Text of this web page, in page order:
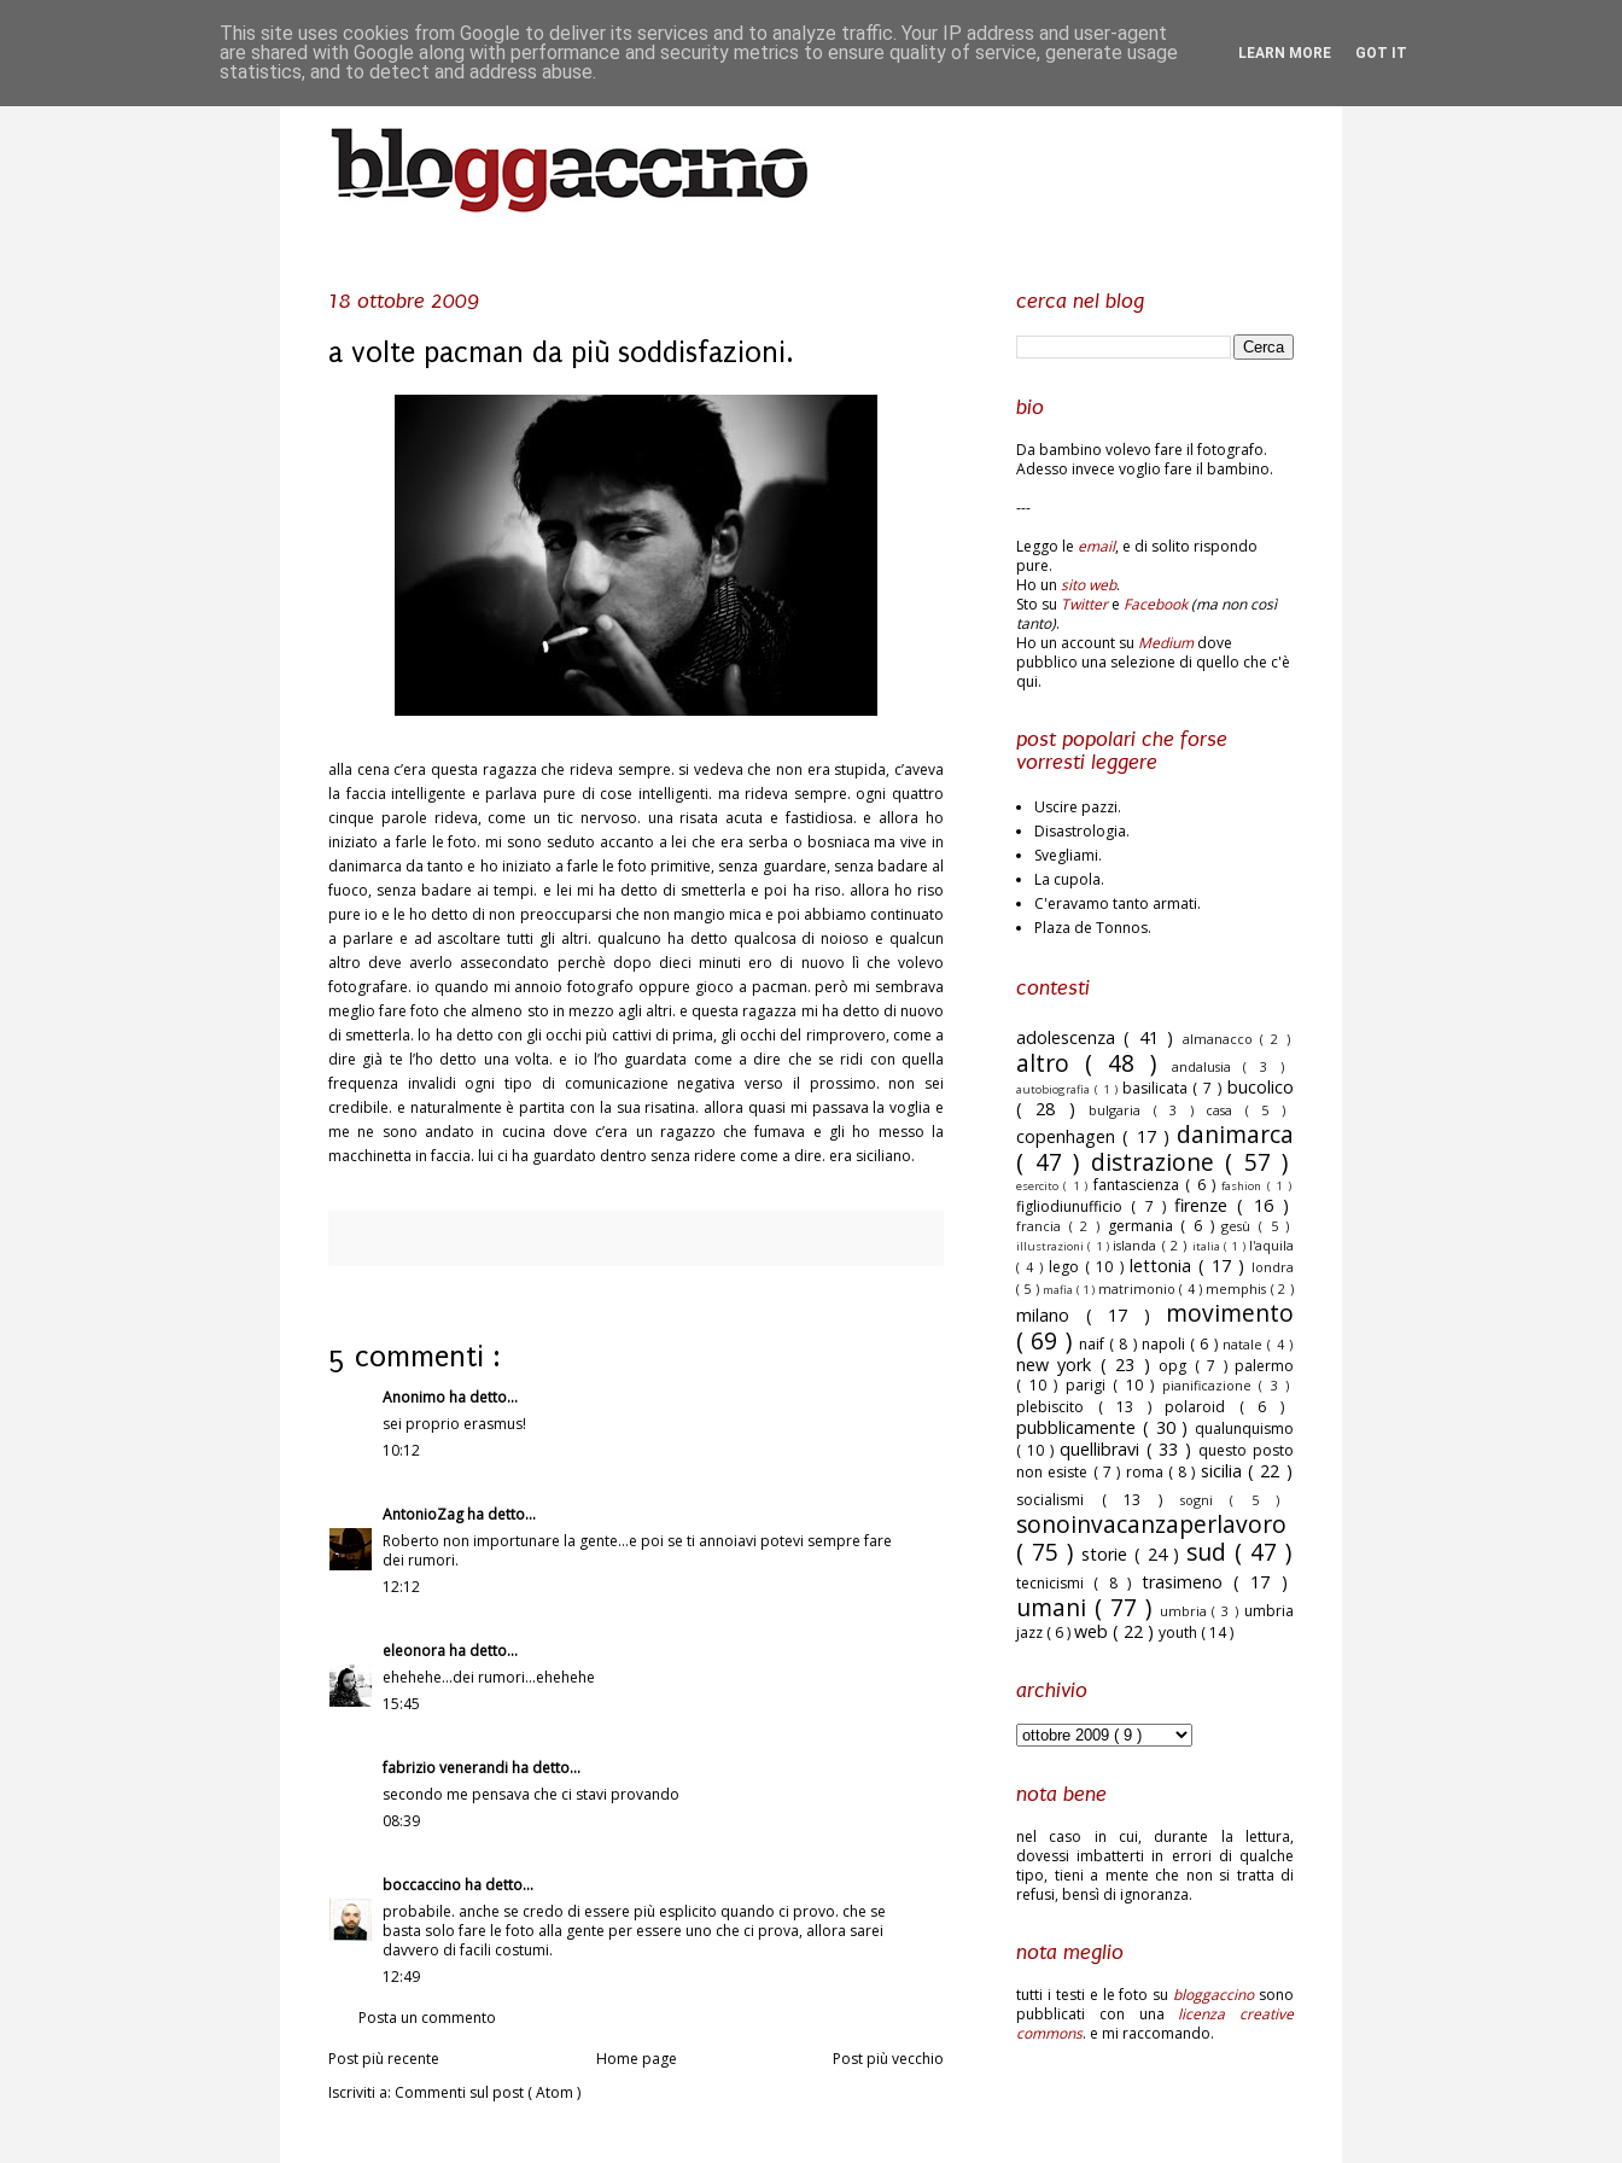
18 ottobre 2009
a volte pacman da più soddisfazioni.
alla cena c’era questa ragazza che rideva sempre. si vedeva che non era stupida, c’aveva
la faccia intelligente e parlava pure di cose intelligenti. ma rideva sempre. ogni quattro
cinque parole rideva, come un tic nervoso. una risata acuta e fastidiosa. e allora ho
iniziato a farle le foto. mi sono seduto accanto a lei che era serba o bosniaca ma vive in
danimarca da tanto e ho iniziato a farle le foto primitive, senza guardare, senza badare al
fuoco, senza badare ai tempi. e lei mi ha detto di smetterla e poi ha riso. allora ho riso
pure io e le ho detto di non preoccuparsi che non mangio mica e poi abbiamo continuato
a parlare e ad ascoltare tutti gli altri. qualcuno ha detto qualcosa di noioso e qualcun
altro deve averlo assecondato perchè dopo dieci minuti ero di nuovo lì che volevo
fotografare. io quando mi annoio fotografo oppure gioco a pacman. però mi sembrava
meglio fare foto che almeno sto in mezzo agli altri. e questa ragazza mi ha detto di nuovo
di smetterla. lo ha detto con gli occhi più cattivi di prima, gli occhi del rimprovero, come a
dire già te l’ho detto una volta. e io l’ho guardata come a dire che se ridi con quella
frequenza invalidi ogni tipo di comunicazione negativa verso il prossimo. non sei
credibile. e naturalmente è partita con la sua risatina. allora quasi mi passava la voglia e
me ne sono andato in cucina dove c’era un ragazzo che fumava e gli ho messo la
macchinetta in faccia. lui ci ha guardato dentro senza ridere come a dire. era siciliano.
5 commenti :
Anonimo ha detto...
sei proprio erasmus!
10:12
AntonioZagha detto...
Roberto non importunare la gente...e poi se ti annoiavi potevi sempre fare
dei rumori.
12:12
eleonora ha detto...
ehehehe...dei rumori...ehehehe
15:45
fabrizio venerandi ha detto...
secondo me pensava che ci stavi provando
08:39
boccaccino ha detto...
probabile. anche se credo di essere più esplicito quando ci provo. che se
basta solo fare le foto alla gente per essere uno che ci prova, allora sarei
davvero di facili costumi.
12:49
Posta un commento
Post più recente
Post più vecchio
Home page
Iscriviti a: Commenti sul post ( Atom )
cerca nel blog
bio
Da bambino volevo fare il fotografo.
Adesso invece voglio fare il bambino.
---
Leggo le email, e di solito rispondo
pure.
Ho un sito web.
Sto su Twitter e Facebook(ma non così
tanto).
Ho un account su Mediumdove
pubblico una selezione di quello che c'è
qui.
post popolari che forse
vorresti leggere
Uscire pazzi.
Disastrologia.
Svegliami.
La cupola.
C'eravamo tanto armati.
Plaza de Tonnos.
contesti
adolescenza( 41 ) almanacco ( 2 )
altro ( 48 ) andalusia( 3 )
autobiografia ( 1 ) basilicata ( 7 ) bucolico
( 28 )
bulgaria ( 3 ) casa ( 5 )
copenhagen( 17 ) danimarca
( 47 ) distrazione ( 57 )
esercito( 1 )fantascienza ( 6 )fashion ( 1 )
figliodiunufficio ( 7 ) firenze( 16 )
francia ( 2 ) germania ( 6 )gesù( 5 )
illustrazioni( 1 ) islanda ( 2 ) italia( 1 ) l'aquila
( 4 ) lego ( 10 ) lettonia ( 17 ) londra
( 5 ) mafia ( 1 ) matrimonio( 4 ) memphis ( 2 )
milano ( 17 )
movimento
( 69 ) naif ( 8 ) napoli ( 6 ) natale( 4 )
new york ( 23 ) opg ( 7 )palermo
( 10 ) parigi ( 10 ) pianificazione( 3 )
plebiscito ( 13 ) polaroid ( 6 )
pubblicamente ( 30 ) qualunquismo
( 10 ) quellibravi ( 33 ) questo posto
non esiste ( 7 ) roma ( 8 ) sicilia( 22 )
socialismi ( 13 ) sogni( 5 )
sonoinvacanzaperlavoro
( 75 ) storie ( 24 ) sud ( 47 )
tecnicismi ( 8 ) trasimeno ( 17 )
umani ( 77 ) umbria( 3 ) umbria
jazz ( 6 )web ( 22 ) youth ( 14 )
archivio
nota bene
nel caso in cui, durante la lettura,
dovessi imbatterti in errori di qualche
tipo, tieni a mente che non si tratta di
refusi, bensì di ignoranza.
nota meglio
tutti i testi e le foto su bloggaccinosono
pubblicati con una licenza creative
commons. e mi raccomando.
This site uses cookies from Google to deliver its services and to analyze traffic. Your IP address and user-agent
are shared with Google along with performance and security metrics to ensure quality of service, generate usage
statistics, and to detect and address abuse.
LEARN MORE GOT IT